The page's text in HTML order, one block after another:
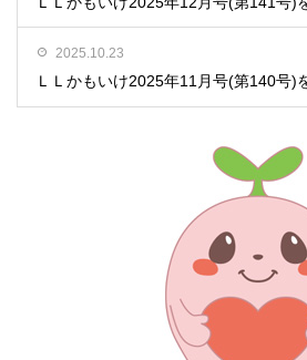
2025.10.23
ＬＬかもいけ2025年11月号(第140号)